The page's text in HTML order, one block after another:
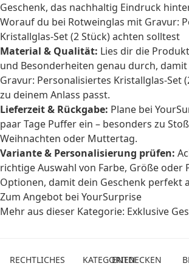
Geschenk, das nachhaltig Eindruck
Worauf du bei Rotweinglas mit Gravur:
Kristallglas-Set (2 Stück) achten solltest
Material & Qualität: Lies dir die
und Besonderheiten genau durch,
Gravur: Personalisiertes Kristallglas-Set
zu deinem Anlass passt.
Lieferzeit & Rückgabe: Plane bei
paar Tage Puffer ein – besonders zu
Weihnachten oder Muttertag.
Variante & Personalisierung prüfen:
richtige Auswahl von Farbe, Größe oder
Optionen, damit dein Geschenk perfekt
Zum Angebot bei YourSurprise
Mehr aus dieser Kategorie: Exklusive
RECHTLICHES KATEGORIENENTDECKEN